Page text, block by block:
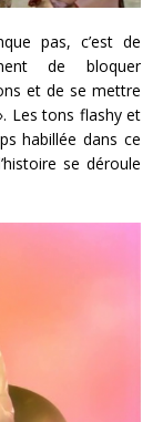
pas, c’est de
de bloquer
et de se mettre
Les tons flashy et
habillée dans ce
se déroule